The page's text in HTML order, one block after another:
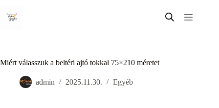
content
Miért válasszuk a beltéri ajtó tokkal 75×210 méretet
admin 2025.11.30. Egyéb